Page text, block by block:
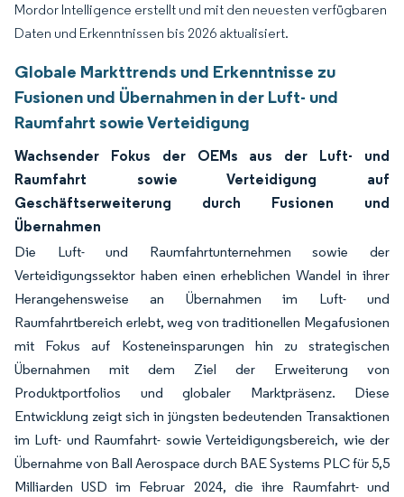
Mordor Intelligence erstellt und mit den neuesten verfügbaren
Daten und Erkenntnissen bis 2026 aktualisiert.
Globale Markttrends und Erkenntnisse zu
Fusionen und Übernahmen in der Luft- und
Raumfahrt sowie Verteidigung
Wachsender Fokus der OEMs aus der Luft- und
Raumfahrt sowie Verteidigung auf
Geschäftserweiterung durch Fusionen und
Übernahmen
Die Luft- und Raumfahrtunternehmen sowie der
Verteidigungssektor haben einen erheblichen Wandel in ihrer
Herangehensweise an Übernahmen im Luft- und
Raumfahrtbereich erlebt, weg von traditionellen Megafusionen
mit Fokus auf Kosteneinsparungen hin zu strategischen
Übernahmen mit dem Ziel der Erweiterung von
Produktportfolios und globaler Marktpräsenz. Diese
Entwicklung zeigt sich in jüngsten bedeutenden Transaktionen
im Luft- und Raumfahrt- sowie Verteidigungsbereich, wie der
Übernahme von Ball Aerospace durch BAE Systems PLC für 5,5
Milliarden USD im Februar 2024, die ihre Raumfahrt- und